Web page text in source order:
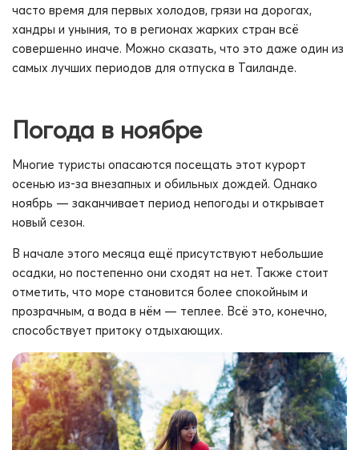
часто время для первых холодов, грязи на дорогах,
хандры и уныния, то в регионах жарких стран всё
совершенно иначе. Можно сказать, что это даже один из
самых лучших периодов для отпуска в Таиланде.
Погода в ноябре
Многие туристы опасаются посещать этот курорт
осенью из-за внезапных и обильных дождей. Однако
ноябрь — заканчивает период непогоды и открывает
новый сезон.
В начале этого месяца ещё присутствуют небольшие
осадки, но постепенно они сходят на нет. Также стоит
отметить, что море становится более спокойным и
прозрачным, а вода в нём — теплее. Всё это, конечно,
способствует притоку отдыхающих.